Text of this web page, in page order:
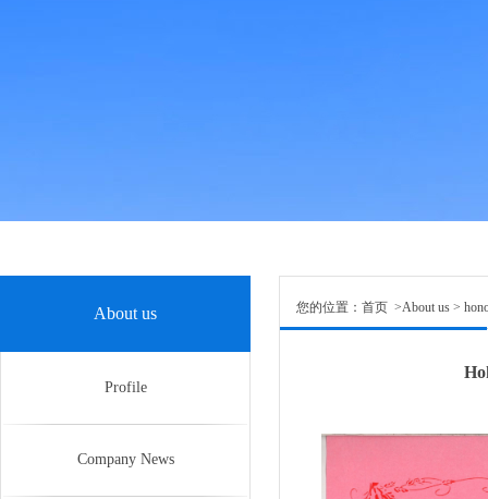
About us
Profile
Company News
您的位置：首页 >About us >